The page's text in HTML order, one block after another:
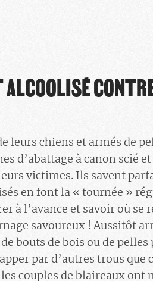
leurs chiens et armés de
d’abattage à canon scié
victimes. Ils savent
en font la « tournée »
à l’avance et savoir où
savoureux ! Aussitôt
bouts de bois ou de
par d’autres trous que
couples de blaireaux ont